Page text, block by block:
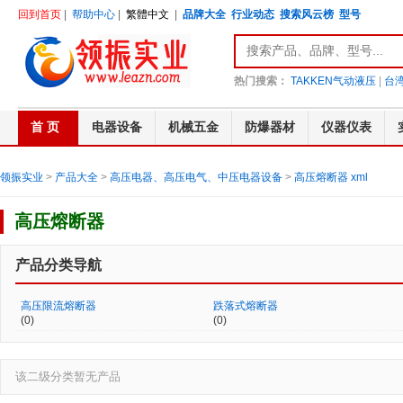
回到首页 帮助中心 繁體中文 品牌大全 行业动态 搜索风云榜 型号
热门搜索： TAKKEN气动液压 台
首 页 电器设备 机械五金 防爆器材 仪器仪表
领振实业 > 产品大全 > 高压电器、高压电气、中压电器设备 > 高压熔断器 xml
高压熔断器
产品分类导航
高压限流熔断器
(0)
跌落式熔断器
(0)
该二级分类暂无产品